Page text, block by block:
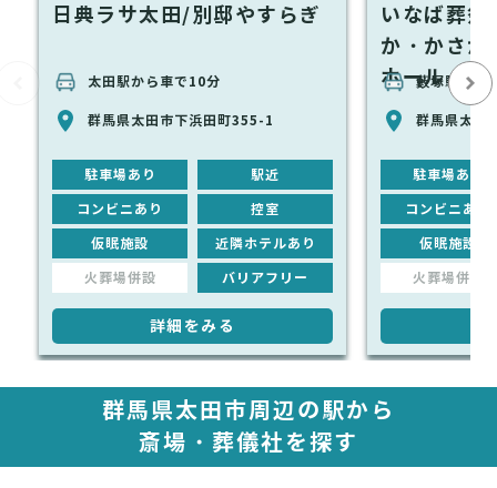
日典ラサ太田/別邸やすらぎ
太田駅から車で10分
群馬県太田市下浜田町355-1
駐車場あり 駅近
コンビニあり 控室
仮眠施設 近隣ホテルあり
火葬場併設 バリアフリー
詳細をみる
いなば葬
か・かさか
ホール藪塚駅から
群馬県太田
駐車場あり
コンビニあり
仮眠施設
火葬場併設
群馬県太田市周辺の駅から
斎場・葬儀社を探す